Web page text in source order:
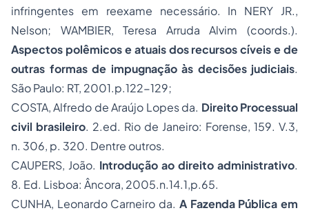
infringentes em reexame necessário. In NERY JR.,
Nelson; WAMBIER, Teresa Arruda Alvim (coords.).
Aspectos polêmicos e atuais dos recursos cíveis e de
outras formas de impugnação às decisões judiciais.
São Paulo: RT, 2001.p.122-129;
COSTA, Alfredo de Araújo Lopes da. Direito Processual
civil brasileiro. 2.ed. Rio de Janeiro: Forense, 159. V.3,
n. 306, p. 320. Dentre outros.
CAUPERS, João. Introdução ao direito administrativo.
8. Ed. Lisboa: Âncora, 2005.n.14.1,p.65.
CUNHA, Leonardo Carneiro da. A Fazenda Pública em